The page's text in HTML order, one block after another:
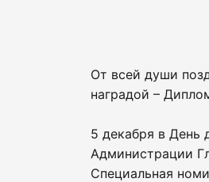
От всей души
наградой –
5 декабря в День
Администрации
Специальная